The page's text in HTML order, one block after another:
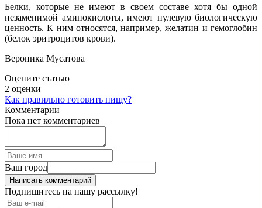
Белки, которые не имеют в своем составе хотя бы одной
незаменимой аминокислоты, имеют нулевую биологическую
ценность. К ним относятся, например, желатин и гемоглобин
(белок эритроцитов крови).
Вероника Мусатова
Оцените статью
2 оценки
Как правильно готовить пищу?
Комментарии
Пока нет комментариев
Ваш город
Написать комментарий
Подпишитесь на нашу рассылку!